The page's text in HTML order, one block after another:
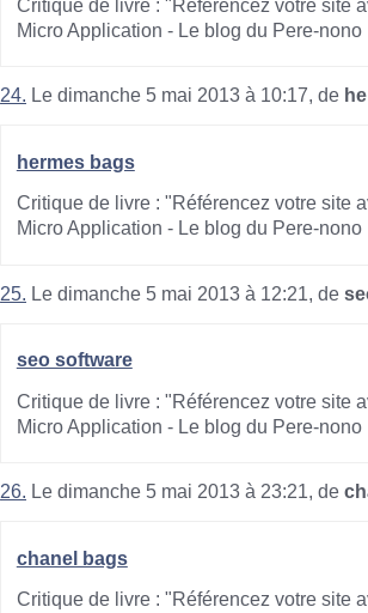
Critique de livre : "Référencez votre site
Micro Application - Le blog du Pere-nono
24. Le dimanche 5 mai 2013 à 10:17, de
hermes bags
Critique de livre : "Référencez votre site
Micro Application - Le blog du Pere-nono
25. Le dimanche 5 mai 2013 à 12:21, de
seo software
Critique de livre : "Référencez votre site
Micro Application - Le blog du Pere-nono
26. Le dimanche 5 mai 2013 à 23:21, de
chanel bags
Critique de livre : "Référencez votre site